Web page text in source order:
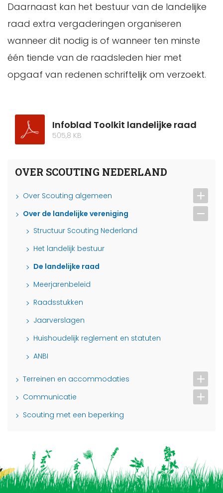
Daarnaast kan het bestuur van de landelijke
raad extra vergaderingen organiseren
wanneer dit nodig is of wanneer ten minste
één tiende van de raadsleden hier met
opgaaf van redenen schriftelijk om verzoekt.
Infoblad Toolkit landelijke raad
505,8 KB
OVER SCOUTING NEDERLAND
Over Scouting algemeen
Over de landelijke vereniging
Structuur Scouting Nederland
Het landelijk bestuur
De landelijke raad
Meerjarenbeleid
Raadsstukken
Jaarverslagen
Huishoudelijk reglement en statuten
ANBI
Terreinen en accommodaties
Communicatie
Scouting met een beperking